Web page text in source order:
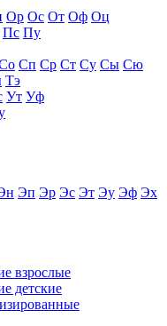
Ор Ос От Оф Оц
Пс Пу
Сп Ср Ст Су Сы Сю
Тэ
Ут Уф
Эп Эр Эс Эт Эу Эф Эх
взрослые
детские